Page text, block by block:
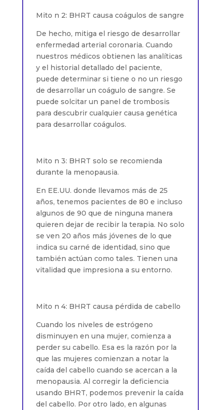
Mito n 2: BHRT causa coágulos de sangre
De hecho, mitiga el riesgo de desarrollar
enfermedad arterial coronaria. Cuando
nuestros médicos obtienen las analíticas
y el historial detallado del paciente,
puede determinar si tiene o no un riesgo
de desarrollar un coágulo de sangre. Se
puede solcitar un panel de trombosis
para descubrir cualquier causa genética
para desarrollar coágulos.
Mito n 3: BHRT solo se recomienda
durante la menopausia.
En EE.UU. donde llevamos más de 25
años, tenemos pacientes de 80 e incluso
algunos de 90 que de ninguna manera
quieren dejar de recibir la terapia. No solo
se ven 20 años más jóvenes de lo que
indica su carné de identidad, sino que
también actúan como tales. Tienen una
vitalidad que impresiona a su entorno.
Mito n 4: BHRT causa pérdida de cabello
Cuando los niveles de estrógeno
disminuyen en una mujer, comienza a
perder su cabello. Esa es la razón por la
que las mujeres comienzan a notar la
caída del cabello cuando se acercan a la
menopausia. Al corregir la deficiencia
usando BHRT, podemos prevenir la caída
del cabello. Por otro lado, en algunas